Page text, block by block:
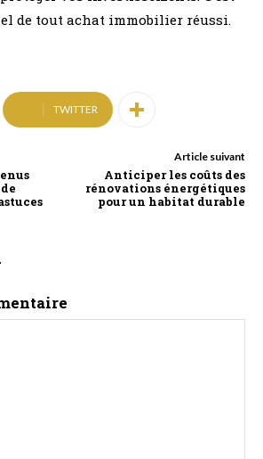
de tout achat immobilier réussi.
TWITTER
Article suivant
Anticiper les coûts des
rénovations énergétiques
pour un habitat durable